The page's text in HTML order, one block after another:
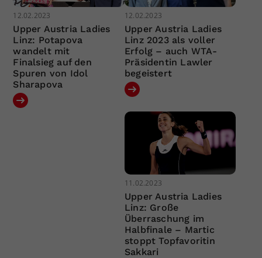
12.02.2023
Upper Austria Ladies
Linz: Potapova
wandelt mit
Finalsieg auf den
Spuren von Idol
Sharapova
12.02.2023
Upper Austria Ladies
Linz 2023 als voller
Erfolg – auch WTA-
Präsidentin Lawler
begeistert
11.02.2023
Upper Austria Ladies
Linz: Große
Überraschung im
Halbfinale – Martic
stoppt Topfavoritin
Sakkari